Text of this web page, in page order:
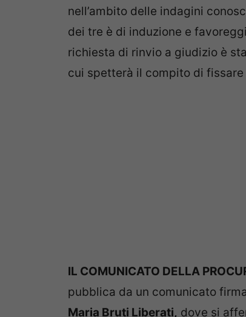
nell’ambito delle indagini
dei tre è di induzione e
richiesta di rinvio a giudizio è
cui spetterà il compito di fissare
IL COMUNICATO DELLA
pubblica da un comunicato
Maria Bruti Liberati, dove si